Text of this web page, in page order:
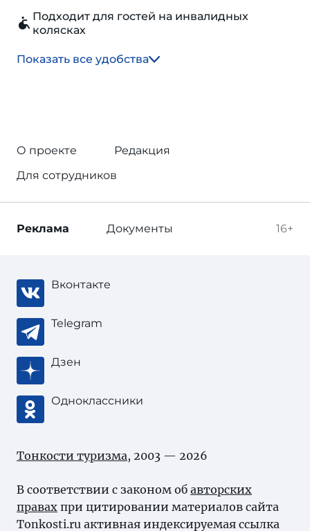
Подходит для гостей на инвалидных
колясках
Показать все удобства
О проекте
Редакция
Для сотрудников
16+
Реклама Документы
Вконтакте
Telegram
Дзен
Одноклассники
Тонкости туризма, 2003 — 2026
В соответствии с законом об авторских
правах при цитировании материалов сайта
Tonkosti.ru активная индексируемая ссылка